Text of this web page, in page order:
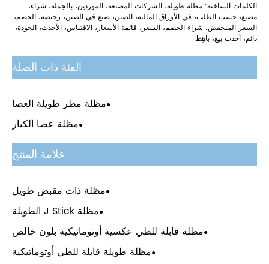
الكلمات الساخنة: مظلة طويلة، الشركات المصنعة، الموردين، بالجملة، شراء،
مصنع، حسب الطلب، في الأوراق المالية، الصين، صنع في الصين، رخيصة، الخصم،
السعر المنخفض، شراء الخصم، السعر، قائمة الأسعار، الاقتباس، الأحدث، الجودة،
دائم، أحدث بيع، باهِظ
الفئة ذات الصلة
مظلة مطر طويلة العصا
مظلة عصا الكبار
علامة المنتج
مظلة ذات مقبض طويل
مظلة J Stick الطويلة
مظلة قابلة للطي عكسية أوتوماتيكية بلون خالص
مظلة طويلة قابلة للطي أوتوماتيكية